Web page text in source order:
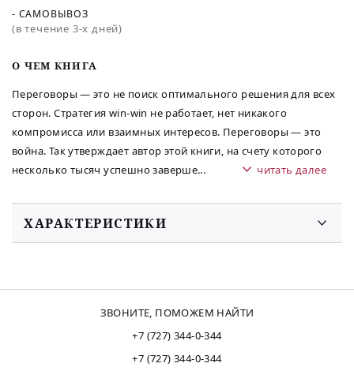
O ЧЕМ КНИГА
Переговоры — это не поиск оптимального решения для всех
сторон. Стратегия win-win не работает, нет никакого
компромисса или взаимных интересов. Переговоры — это
война. Так утверждает автор этой книги, на счету которого
несколько тысяч успешно заверше... читать далее
- САМОВЫВОЗ
(в течение 3-х дней)
ХАРАКТЕРИСТИКИ
ЗВОНИТЕ, ПОМОЖЕМ НАЙТИ
+7 (727) 344-0-344
+7 (727) 344-0-344